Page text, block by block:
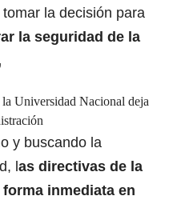
la decisión para
la seguridad de la
Universidad Nacional deja
y buscando la
las directivas de la
inmediata en